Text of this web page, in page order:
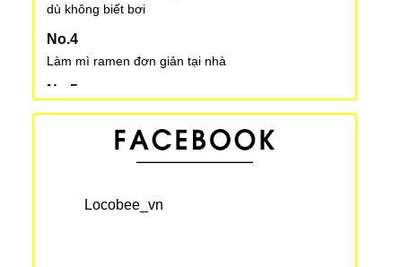
dù không biết bơi
Làm mì ramen đơn giản tại nhà
Một số lưu ý khi nuôi thú cưng tại Nhật Bản
“Bữa tiệc” của các quý ông hói đầu
Việt Nam giành chiến thắng liên tiếp tại ABU
Locobee_vn